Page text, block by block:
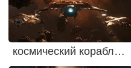
космический корабль, астероиды